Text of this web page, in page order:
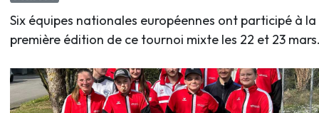
Six équipes nationales européennes ont participé à la
première édition de ce tournoi mixte les 22 et 23